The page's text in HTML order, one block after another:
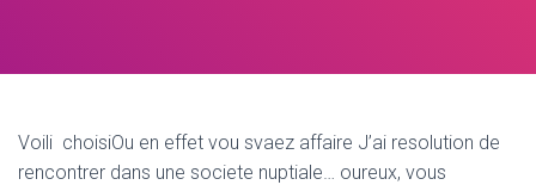
E
Voili choisiOu en effet vou svaez affaire J’ai resolution de
rencontrer dans une societe nuptiale… oureux, vous